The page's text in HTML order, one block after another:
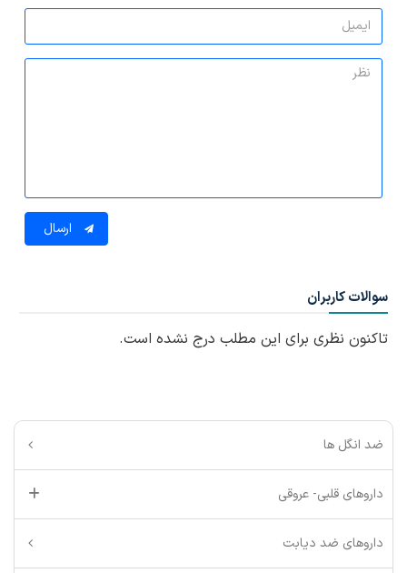
ارسال
سوالات کاربران
تاکنون نظری برای این مطلب درج نشده است.
ضد انگل ها
داروهای قلبی- عروقی
داروهای ضد دیابت